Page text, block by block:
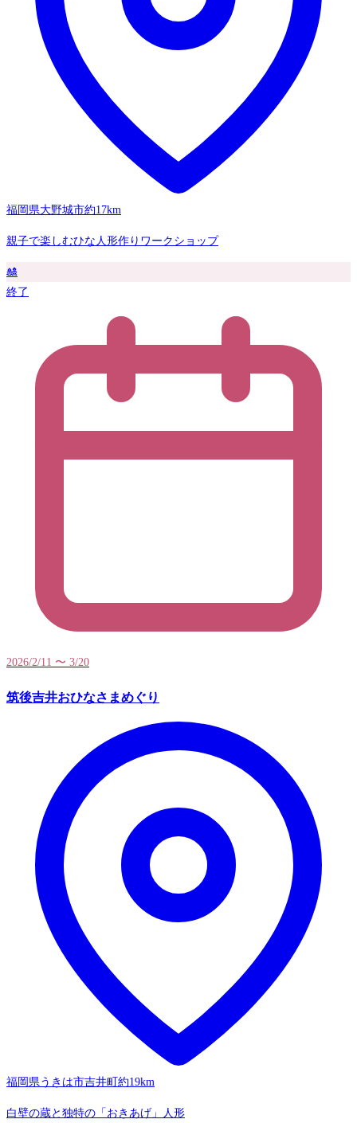
福岡県大野城市約17km
親子で楽しむひな人形作りワークショップ
🎎
終了
2026/2/11 〜 3/20
筑後吉井おひなさまめぐり
福岡県うきは市吉井町 約19km
白壁の蔵と独特の「おきあげ」人形